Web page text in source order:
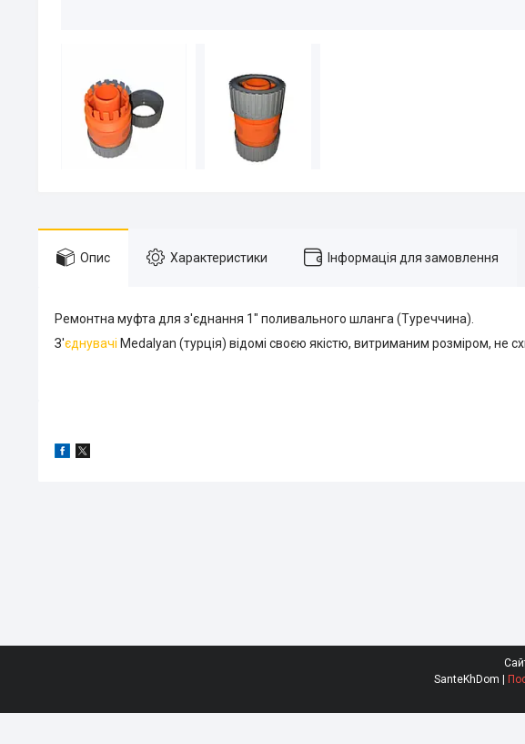
Опис Характеристики Інформація для замовлення
Ремонтна муфта для з'єднання 1" поливального шланга (Туреччина).
З'єднувачі Medalyan (турція) відомі своєю якістю, витриманим розміром, не
SanteKhDom |